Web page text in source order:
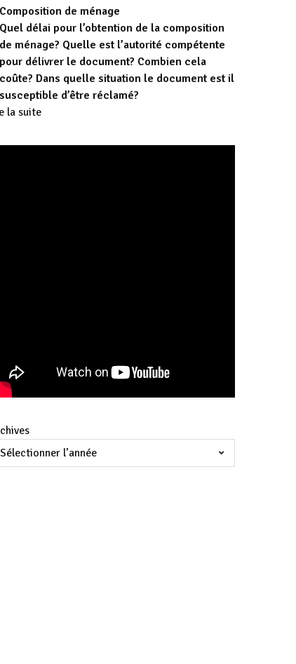
Composition de ménage
Quel délai pour l’obtention de la composition
de ménage? Quelle est l’autorité compétente
pour délivrer le document? Combien cela
coûte? Dans quelle situation le document est il
susceptible d’être réclamé?
la suite